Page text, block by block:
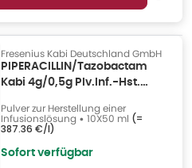
Fresenius Kabi Deutschland GmbH
PIPERACILLIN/Tazobactam
Kabi 4g/0,5g Plv.Inf.-Hst.
Pulver zur Herstellung einer
Infusionslösung • 10X50 ml (=
387.36 €/l)
Sofort verfügbar